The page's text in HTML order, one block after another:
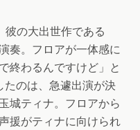
の大出世作である
奏。フロアが一体感に
終わるんですけど」と
のは、急遽出演が決
城ティナ。フロアから
援がティナに向けられ